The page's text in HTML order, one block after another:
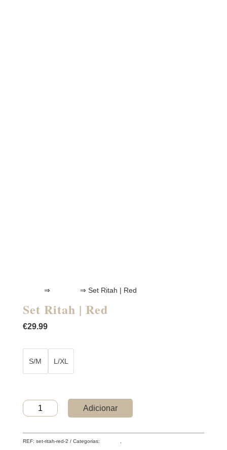
⇒ ⇒ Set Ritah | Red
Set Ritah | Red
€29.99
S/M L/XL
Quantidade
de
Ritah
|
Adicionar
REF: set-ritah-red-2 Categorias: ,